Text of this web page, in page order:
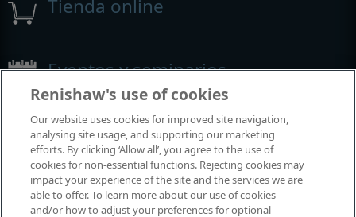
Tienda online
Eventos y seminarios
mundo
Renishaw's use of cookies
Our website uses cookies for improved site navigation,
analysing site usage, and supporting our marketing
efforts. By clicking ‘Allow all’, you agree to the use of
cookies for non-essential functions. Rejecting cookies may
impact your experience of the site and the services we are
able to offer. To learn more about our use of cookies
and/or how to adjust your preferences for optional